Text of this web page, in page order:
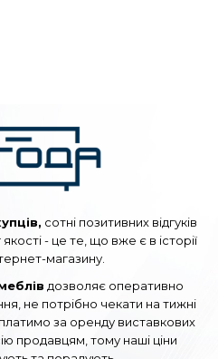
сотні позитивних відгуків
- це те, що вже є в історії
магазину.
дозволяє оперативно
не потрібно чекати на тижні
за оренду виставкових
продавцям, тому наші ціни